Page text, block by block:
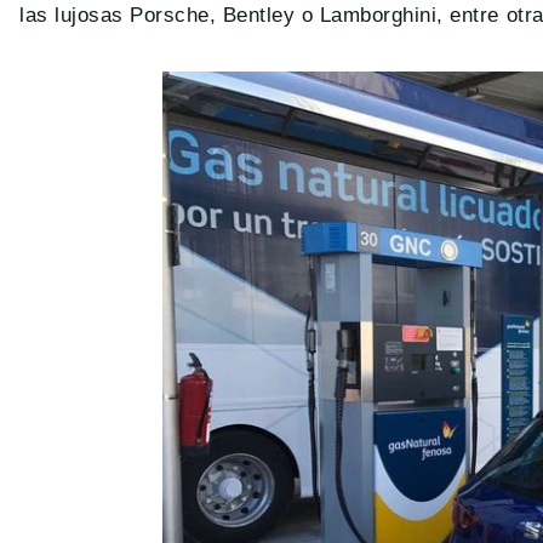
las lujosas Porsche, Bentley o Lamborghini, entre